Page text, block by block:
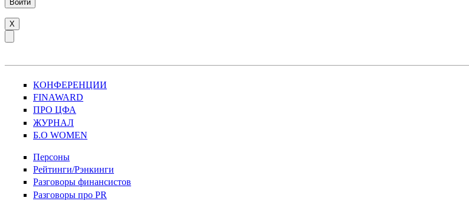
X
КОНФЕРЕНЦИИ
FINAWARD
ПРО ЦФА
ЖУРНАЛ
Б.О WOMEN
Персоны
Рейтинги/Рэнкинги
Разговоры финансистов
Разговоры про PR